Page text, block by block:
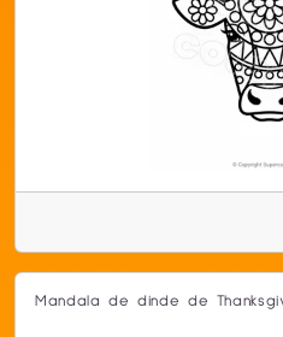
Mandala de dinde de